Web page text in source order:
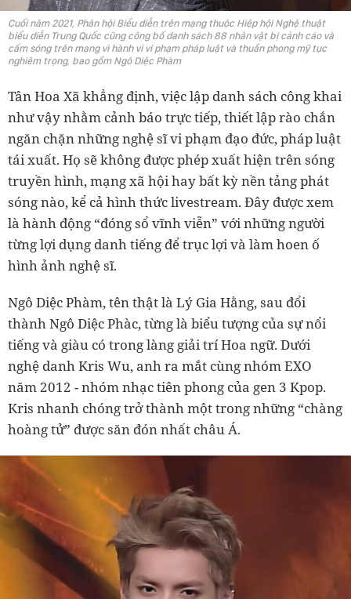
Cuối năm 2021, Phân hội Biểu diễn trên mạng thuộc Hiệp hội Nghệ thuật
biểu diễn Trung Quốc cũng công bố danh sách 88 nhân vật bị cảnh cáo và
cấm sóng trên mạng vì hành vi vi phạm pháp luật và thuần phong mỹ tục
nghiêm trọng, bao gồm Ngô Diệc Phàm
Tân Hoa Xã khẳng định, việc lập danh sách công khai
như vậy nhằm cảnh báo trực tiếp, thiết lập rào chắn
ngăn chặn những nghệ sĩ vi phạm đạo đức, pháp luật
tái xuất. Họ sẽ không được phép xuất hiện trên sóng
truyền hình, mạng xã hội hay bất kỳ nền tảng phát
sóng nào, kể cả hình thức livestream. Đây được xem
là hành động “đóng sổ vĩnh viễn” với những người
từng lợi dụng danh tiếng để trục lợi và làm hoen ố
hình ảnh nghệ sĩ.
Ngô Diệc Phàm, tên thật là Lý Gia Hằng, sau đổi
thành Ngô Diệc Phàc, từng là biểu tượng của sự nổi
tiếng và giàu có trong làng giải trí Hoa ngữ. Dưới
nghệ danh Kris Wu, anh ra mắt cùng nhóm EXO
năm 2012 - nhóm nhạc tiên phong của gen 3 Kpop.
Kris nhanh chóng trở thành một trong những “chàng
hoàng tử” được săn đón nhất châu Á.